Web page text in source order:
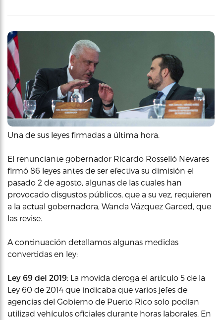
Una de sus leyes firmadas a última hora.
El renunciante gobernador Ricardo Rosselló Nevares
firmó 86 leyes antes de ser efectiva su dimisión el
pasado 2 de agosto, algunas de las cuales han
provocado disgustos públicos, que a su vez, requieren
a la actual gobernadora, Wanda Vázquez Garced, que
las revise.
A continuación detallamos algunas medidas
convertidas en ley:
Ley 69 del 2019: La movida deroga el artículo 5 de la
Ley 60 de 2014 que indicaba que varios jefes de
agencias del Gobierno de Puerto Rico solo podían
utilizad vehículos oficiales durante horas laborales. En